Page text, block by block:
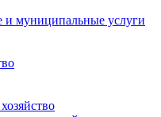
и муниципальные услуги